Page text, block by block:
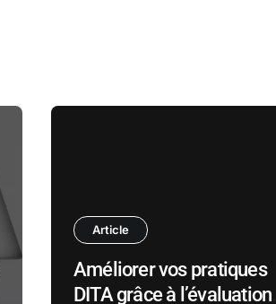
Article
Améliorer vos pratiques
DITA grâce à l’évaluation